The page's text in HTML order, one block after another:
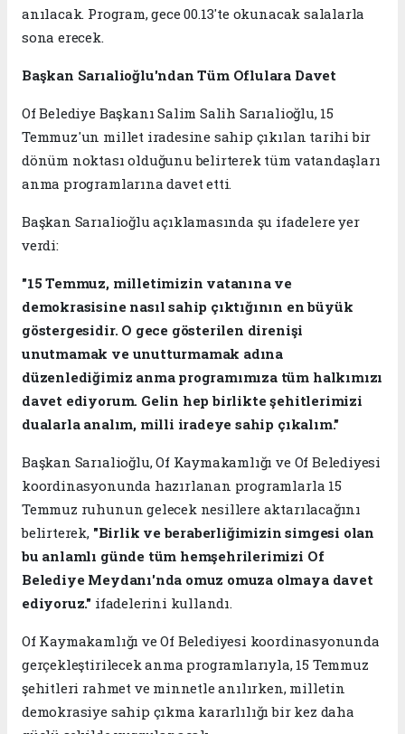
anılacak. Program, gece 00.13'te okunacak salalarla
sona erecek.
Başkan Sarıalioğlu'ndan Tüm Oflulara Davet
Of Belediye Başkanı Salim Salih Sarıalioğlu, 15
Temmuz'un millet iradesine sahip çıkılan tarihi bir
dönüm noktası olduğunu belirterek tüm vatandaşları
anma programlarına davet etti.
Başkan Sarıalioğlu açıklamasında şu ifadelere yer
verdi:
"15 Temmuz, milletimizin vatanına ve
demokrasisine nasıl sahip çıktığının en büyük
göstergesidir. O gece gösterilen direnişi
unutmamak ve unutturmamak adına
düzenlediğimiz anma programımıza tüm halkımızı
davet ediyorum. Gelin hep birlikte şehitlerimizi
dualarla analım, milli iradeye sahip çıkalım."
Başkan Sarıalioğlu, Of Kaymakamlığı ve Of Belediyesi
koordinasyonunda hazırlanan programlarla 15
Temmuz ruhunun gelecek nesillere aktarılacağını
belirterek, "Birlik ve beraberliğimizin simgesi olan
bu anlamlı günde tüm hemşehrilerimizi Of
Belediye Meydanı'nda omuz omuza olmaya davet
ediyoruz." ifadelerini kullandı.
Of Kaymakamlığı ve Of Belediyesi koordinasyonunda
gerçekleştirilecek anma programlarıyla, 15 Temmuz
şehitleri rahmet ve minnetle anılırken, milletin
demokrasiye sahip çıkma kararlılığı bir kez daha